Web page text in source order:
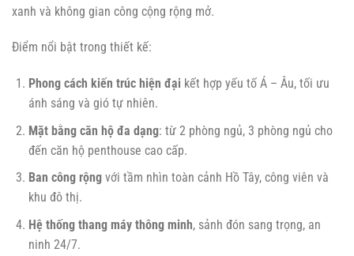
xanh và không gian công cộng rộng mở.
Điểm nổi bật trong thiết kế:
Phong cách kiến trúc hiện đại kết hợp yếu tố Á – Âu, tối ưu
ánh sáng và gió tự nhiên.
Mặt bằng căn hộ đa dạng: từ 2 phòng ngủ, 3 phòng ngủ cho
đến căn hộ penthouse cao cấp.
Ban công rộngvới tầm nhìn toàn cảnh Hồ Tây, công viên và
khu đô thị.
Hệ thống thang máy thông minh, sảnh đón sang trọng, an
ninh 24/7.